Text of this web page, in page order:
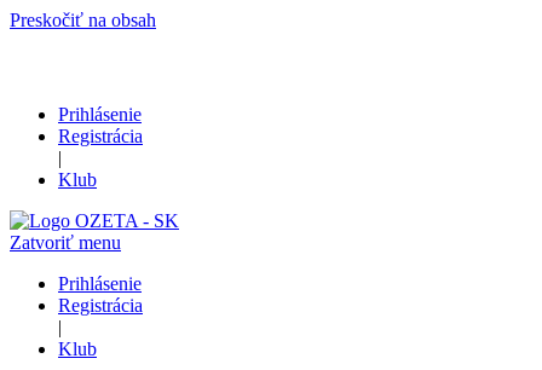
Preskočiť na obsah
Prihlásenie
Registrácia
|
Klub
Zatvoriť menu
Prihlásenie
Registrácia
|
Klub